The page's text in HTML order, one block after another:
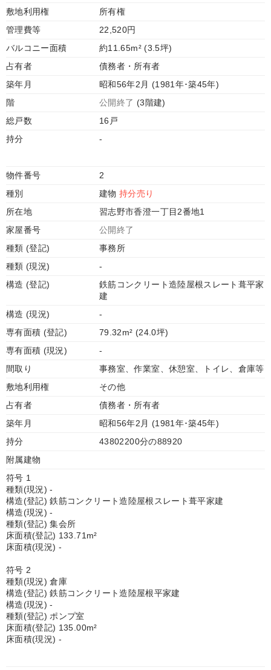
敷地利用権
所有権
管理費等
22,520円
バルコニー面積
約11.65m² (3.5坪)
占有者
債務者・所有者
築年月
昭和56年2月 (1981年･築45年)
階
公開終了 (3階建)
総戸数
16戸
持分
-
物件番号
2
種別
建物持分売り
所在地
習志野市香澄一丁目2番地1
家屋番号
公開終了
種類 (登記)
事務所
種類 (現況)
-
構造 (登記)
鉄筋コンクリート造陸屋根スレート葺平家
建
構造 (現況)
-
専有面積 (登記)
79.32m² (24.0坪)
専有面積 (現況)
-
間取り
事務室、作業室、休憩室、トイレ、倉庫等
敷地利用権
その他
占有者
債務者・所有者
築年月
昭和56年2月 (1981年･築45年)
持分
43802200分の88920
附属建物
符号 1
種類(現況) -
構造(登記) 鉄筋コンクリート造陸屋根スレート葺平家建
構造(現況) -
種類(登記) 集会所
床面積(登記) 133.71m²
床面積(現況) -
符号 2
種類(現況) 倉庫
構造(登記) 鉄筋コンクリート造陸屋根平家建
構造(現況) -
種類(登記) ポンプ室
床面積(登記) 135.00m²
床面積(現況) -